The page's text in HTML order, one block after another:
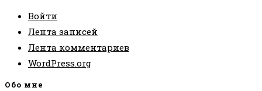
Войти
Лента записей
Лента комментариев
WordPress.org
Обо мне